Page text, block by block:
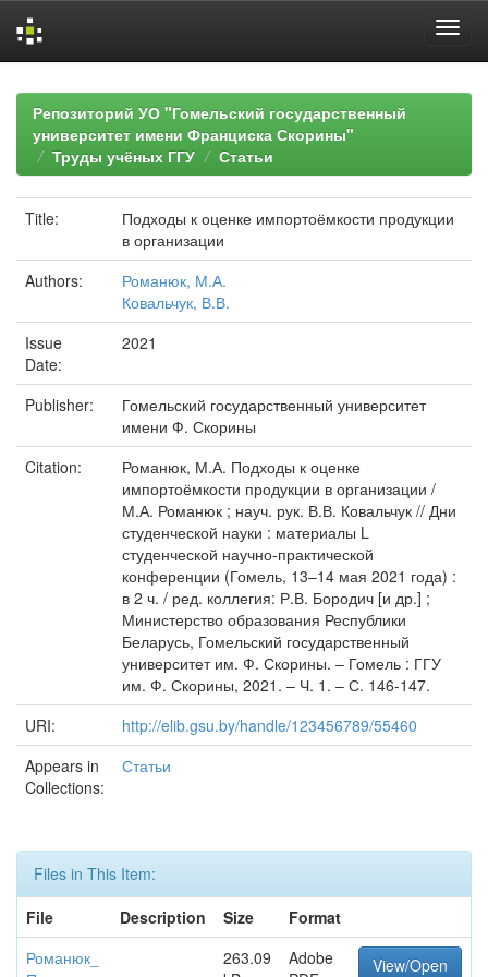
navigationРепозиторий УО "Гомельский государственный
университет имени Франциска Скорины"
Труды учёных ГГУ
Статьи
Title:
Подходы к оценке импортоёмкости продукции
в организации
Authors:
Романюк, М.А.
Ковальчук, В.В.
Issue
Date:
2021
Publisher:
Гомельский государственный университет
имени Ф. Скорины
Citation:
Романюк, М.А. Подходы к оценке
импортоёмкости продукции в организации /
М.А. Романюк ; науч. рук. В.В. Ковальчук // Дни
студенческой науки : материалы L
студенческой научно-практической
конференции (Гомель, 13–14 мая 2021 года) :
в 2 ч. / ред. коллегия: Р.В. Бородич [и др.] ;
Министерство образования Республики
Беларусь, Гомельский государственный
университет им. Ф. Скорины. – Гомель : ГГУ
им. Ф. Скорины, 2021. – Ч. 1. – С. 146-147.
URI:
http://elib.gsu.by/handle/123456789/55460
Appears in
Collections:
Статьи
Files in This Item:
File
Description Size
Format
Романюк_
263.09
Adobe
View/Open